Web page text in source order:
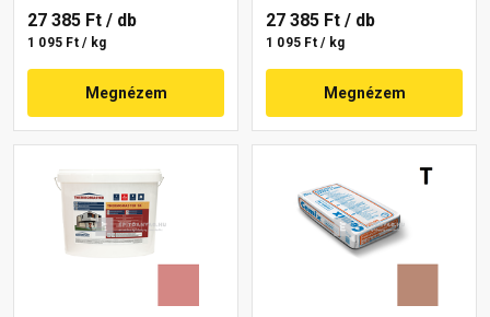
27 385 Ft / db
1 095 Ft / kg
Megnézem
27 385 Ft / db
1 095 Ft / kg
Megnézem